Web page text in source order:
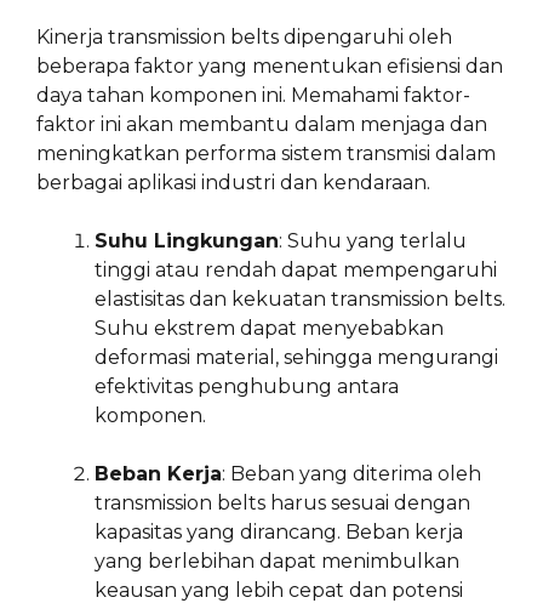
Kinerja transmission belts dipengaruhi oleh
beberapa faktor yang menentukan efisiensi dan
daya tahan komponen ini. Memahami faktor-
faktor ini akan membantu dalam menjaga dan
meningkatkan performa sistem transmisi dalam
berbagai aplikasi industri dan kendaraan.
Suhu Lingkungan: Suhu yang terlalu
tinggi atau rendah dapat mempengaruhi
elastisitas dan kekuatan transmission belts.
Suhu ekstrem dapat menyebabkan
deformasi material, sehingga mengurangi
efektivitas penghubung antara
komponen.
Beban Kerja: Beban yang diterima oleh
transmission belts harus sesuai dengan
kapasitas yang dirancang. Beban kerja
yang berlebihan dapat menimbulkan
keausan yang lebih cepat dan potensi